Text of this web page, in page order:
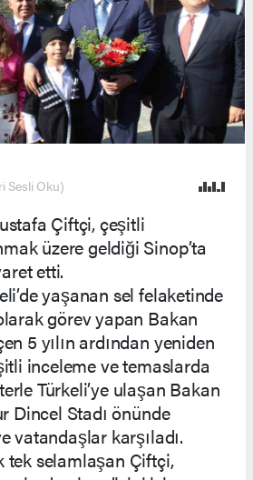
Sesli Oku)
Çiftçi, çeşitli
üzere geldiği Sinop’ta
etti.
yaşanan sel felaketinde
görev yapan Bakan
5 yılın ardından yeniden
inceleme ve temaslarda
Türkeli’ye ulaşan Bakan
Dincel Stadı önünde
vatandaşlar karşıladı.
tek selamlaşan Çiftçi,